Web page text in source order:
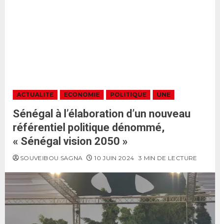
ACTUALITE ECONOMIE POLITIQUE UNE
Sénégal à l’élaboration d’un nouveau
référentiel politique dénommé,
« Sénégal vision 2050 »
SOUVEIBOU SAGNA 10 JUIN 2024 3 MIN DE LECTURE